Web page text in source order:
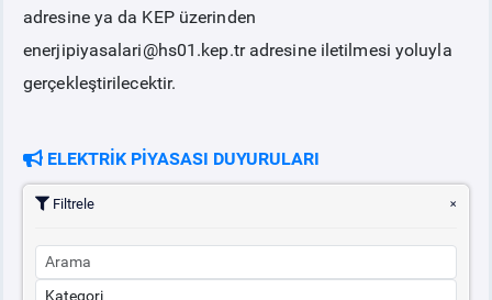
adresine ya da KEP üzerinden
enerjipiyasalari@hs01.kep.tr adresine iletilmesi yoluyla
gerçekleştirilecektir.
ELEKTRİK PİYASASI DUYURULARI
Filtrele